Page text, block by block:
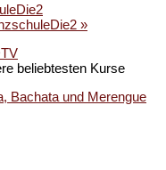
»
beliebtesten Kurse
Bachata und Merengue